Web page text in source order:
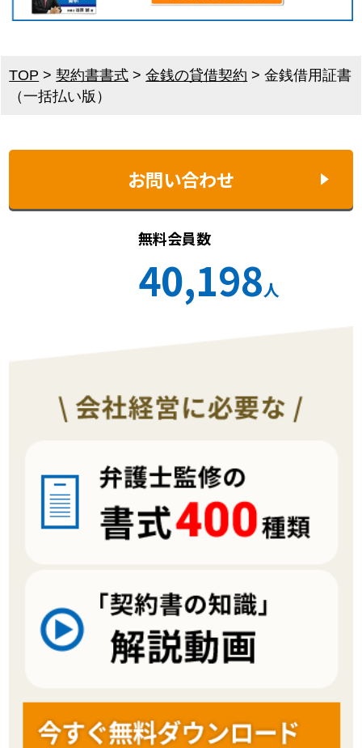
TOP >契約書書式 >金銭の貸借契約 >金銭借用証書
（一括払い版）
お問い合わせ
無料会員数
40,198人